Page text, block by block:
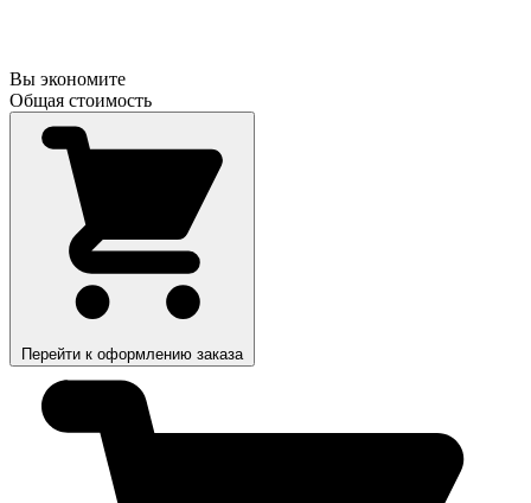
Вы экономите
Общая стоимость
Перейти к оформлению заказа